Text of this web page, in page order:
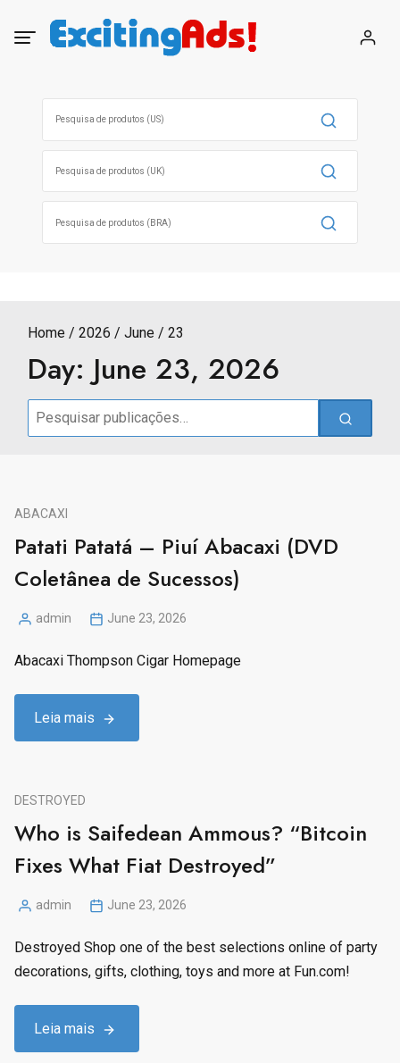
Home 2026 June 23
Day: June 23, 2026
Search
ABACAXI
Patati Patatá – Piuí Abacaxi (DVD
Coletânea de Sucessos)
Posted
admin June 23, 2026
Abacaxi Thompson Cigar Homepage
Leia mais
DESTROYED
Who is Saifedean Ammous? “Bitcoin
Fixes What Fiat Destroyed”
Posted
admin June 23, 2026
Destroyed Shop one of the best selections online of party
decorations, gifts, clothing, toys and more at Fun.com!
Leia mais